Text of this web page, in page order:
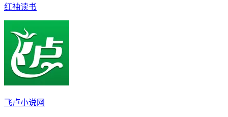
红袖读书
飞卢小说网